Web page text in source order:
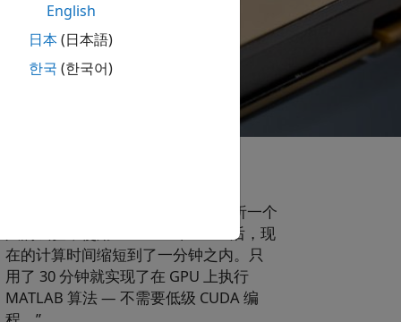
“我们的旧代码需要 40 分钟才能分析一个
风洞试验；使用 MATLAB 和 GPU 后，现
在的计算时间缩短到了一分钟之内。只
用了 30 分钟就实现了在 GPU 上执行
MATLAB 算法 — 不需要低级 CUDA 编
English
日本(日本語)
한국 (한국어)